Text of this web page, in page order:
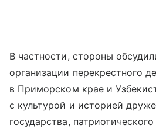
В частности, стороны
организации перекрестного
в Приморском крае и
с культурой и историей
государства,